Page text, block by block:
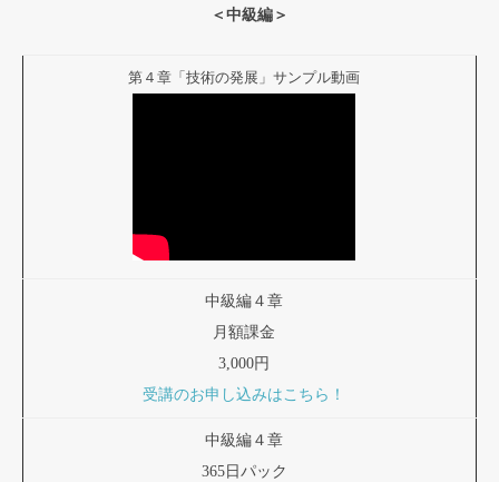
＜中級編＞
第４章「技術の発展」サンプル動画
中級編４章
月額課金
3,000円
受講のお申し込みはこちら！
中級編４章
365日パック